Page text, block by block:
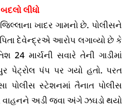
લીધો
ખાદર ગામનો છે. પોલીસને
દેવેન્દ્રએ આરોપ લગાવ્યો છે કે
24 માર્ચની સવારે તેની ગાડીમાં
પેટ્રોલ પંપ પર ગયો હતો. પરત
પોલીસ સ્ટેશનમાં તૈનાત પોલીસ
વાહનને અડી જવા અંગે ઝઘડો થયો